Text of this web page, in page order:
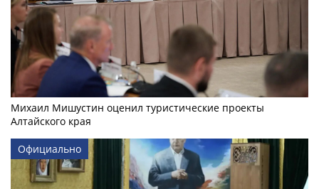
Михаил Мишустин оценил туристические проекты
Алтайского края
Официально